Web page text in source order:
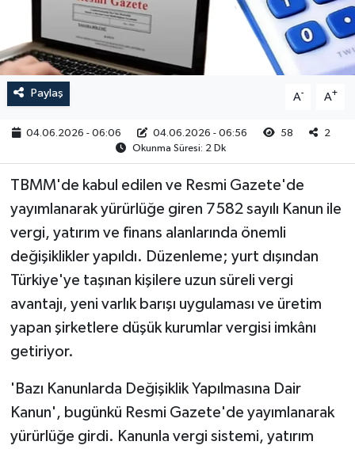
Paylaş A- A+
04.06.2026 - 06:06 04.06.2026 - 06:56 58
2
Okunma Süresi: 2 Dk
TBMM'de kabul edilen ve Resmi Gazete'de
yayımlanarak yürürlüğe giren 7582 sayılı Kanun ile
vergi, yatırım ve finans alanlarında önemli
değişiklikler yapıldı. Düzenleme; yurt dışından
Türkiye'ye taşınan kişilere uzun süreli vergi
avantajı, yeni varlık barışı uygulaması ve üretim
yapan şirketlere düşük kurumlar vergisi imkânı
getiriyor.
'Bazı Kanunlarda Değişiklik Yapılmasına Dair
Kanun', bugünkü Resmi Gazete'de yayımlanarak
yürürlüğe girdi. Kanunla vergi sistemi, yatırım
RESMİ İLAN